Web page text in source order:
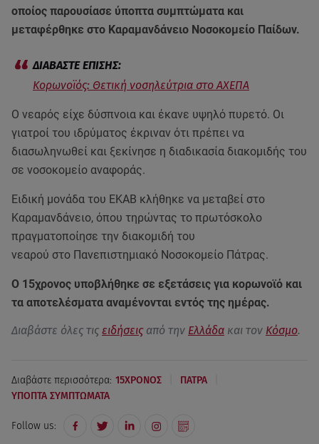
οποίος παρουσίασε ύποπτα συμπτώματα και
μεταφέρθηκε στο Καραμανδάνειο Νοσοκομείο Παίδων.
Κορωνοϊός: Θετική νοσηλεύτρια στο ΑΧΕΠΑ
Ο νεαρός είχε δύσπνοια και έκανε υψηλό πυρετό. Οι
γιατροί του ιδρύματος έκριναν ότι πρέπει να
διασωληνωθεί και ξεκίνησε η διαδικασία διακομιδής του
σε νοσοκομείο αναφοράς.
Ειδική μονάδα του ΕΚΑΒ κλήθηκε να μεταβεί στο
Καραμανδάνειο, όπου τηρώντας το πρωτόσκολο
πραγματοποίησε την διακομιδή του
νεαρού στο Πανεπιστημιακό Νοσοκομείο Πάτρας.
Ο 15χρονος υποβλήθηκε σε εξετάσεις για κορωνοϊό και
τα αποτελέσματα αναμένονται εντός της ημέρας.
Διαβάστε όλες τις ειδήσεις από την Ελλάδα και τον Κόσμο.
Διαβάστε περισσότερα: 15ΧΡΟΝΟΣ ΠΑΤΡΑ
ΥΠΟΠΤΑ ΣΥΜΠΤΩΜΑΤΑ
Follow us: